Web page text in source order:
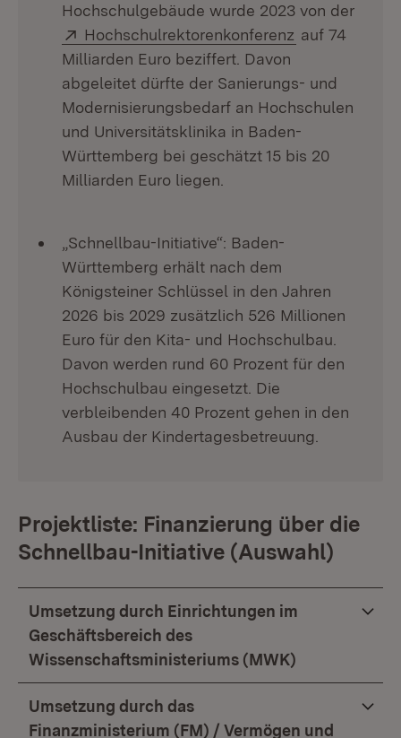
Hochschulgebäude wurde 2023 von der
Extern:
Hochschulrektorenkonferenz (Öffnet in
auf 74
Milliarden Euro beziffert. Davon
abgeleitet dürfte der Sanierungs- und
Modernisierungsbedarf an Hochschulen
und Universitätsklinika in Baden-
Württemberg bei geschätzt 15 bis 20
Milliarden Euro liegen.
„Schnellbau-Initiative“: Baden-
Württemberg erhält nach dem
Königsteiner Schlüssel in den Jahren
2026 bis 2029 zusätzlich 526 Millionen
Euro für den Kita- und Hochschulbau.
Davon werden rund 60 Prozent für den
Hochschulbau eingesetzt. Die
verbleibenden 40 Prozent gehen in den
Ausbau der Kindertagesbetreuung.
Projektliste: Finanzierung über die
Schnellbau-Initiative (Auswahl)
Umsetzung durch Einrichtungen im
Geschäftsbereich des
Wissenschaftsministeriums (MWK)
Umsetzung durch das
Finanzministerium (FM) / Vermögen und